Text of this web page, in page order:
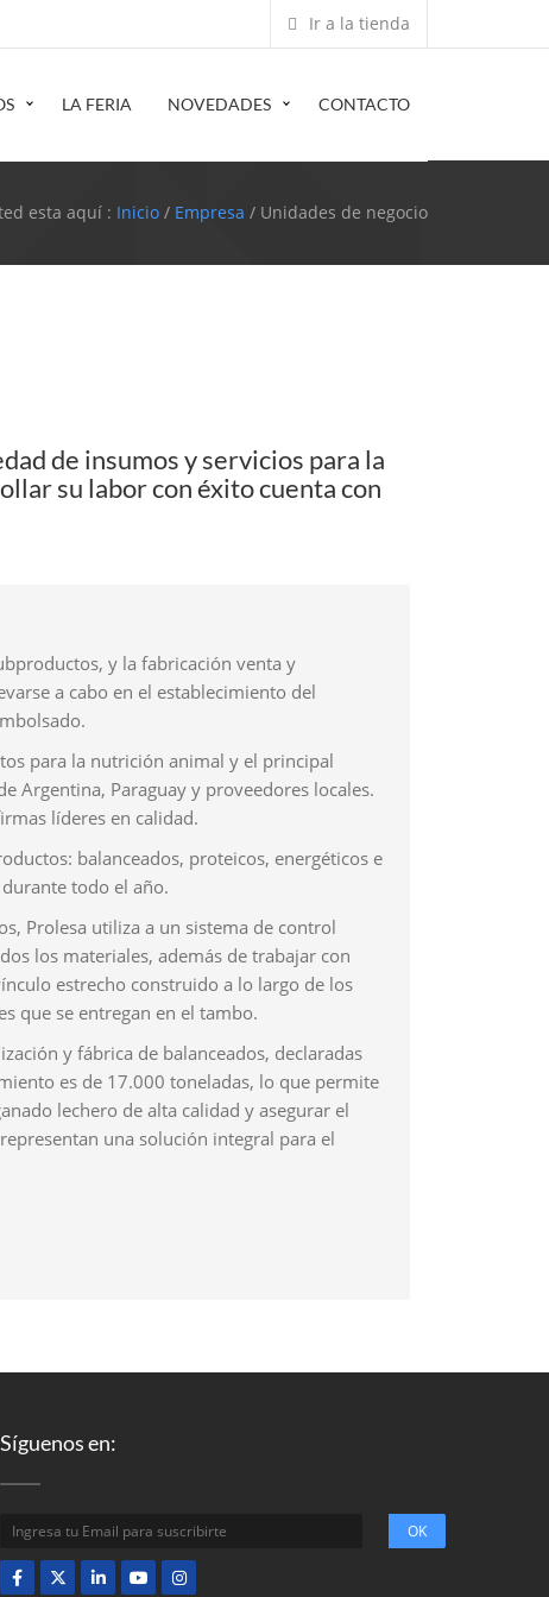
Ir a la tienda
LA FERIA NOVEDADES CONTACTO
esta aquí : Inicio / Empresa / Unidades de negocio
de insumos y servicios para la
su labor con éxito cuenta con
y la fabricación venta y
a cabo en el establecimiento del
para la nutrición animal y el principal
Argentina, Paraguay y proveedores locales.
líderes en calidad.
balanceados, proteicos, energéticos e
todo el año.
Prolesa utiliza a un sistema de control
los materiales, además de trabajar con
estrecho construido a lo largo de los
que se entregan en el tambo.
y fábrica de balanceados, declaradas
es de 17.000 toneladas, lo que permite
lechero de alta calidad y asegurar el
una solución integral para el
Síguenos en: